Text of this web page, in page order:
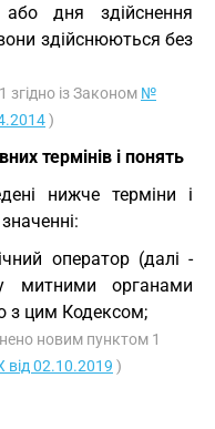
дня здійснення
здійснюються без
згідно із Законом №
)
термінів і понять
нижче терміни і
оператор (далі -
митними органами
з цим Кодексом;
новим пунктом 1
від 02.10.2019 )